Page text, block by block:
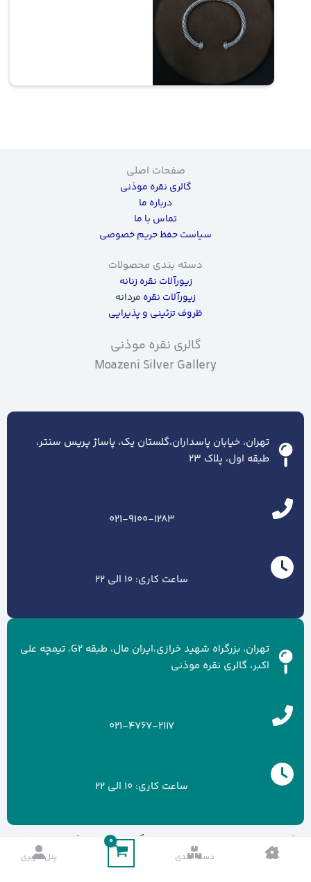
صفحات اصلی
گالری نقره موذنی
درباره ما
تماس با ما
سیاست حفظ حریم خصوصی
دسته بندی محصولات
زیورآلات نقره زنانه
زیورآلات نقره مردانه
ظروف تزئینی و پذیرایی
گالری نقره موذنی
Moazeni Silver Gallery
تهران، خیابان پاسداران،گلستان یک، پاساژ پریس سنتر،
طبقه اول، پلاک ۲۳
021-9100-1283
ساعت کاری: 10 الی 22
تهران، بزرگراه شهید خرازی،ایران مال، طبقه G2، تیمچه علی
اکبر، گالری نقره موذنی
021-4767-2117
ساعت کاری: 10 الی 22
کلیه حقوق سایت متعلق به برند گالری نقره موذنی می باشد.
خانه دسته بندی پنل کاربری